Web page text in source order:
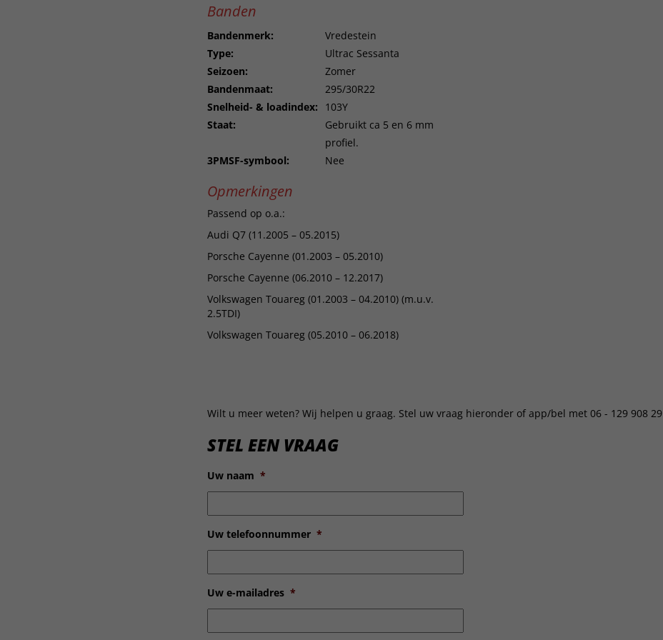
Banden
Bandenmerk:
Vredestein
Type:
Ultrac Sessanta
Seizoen:
Zomer
Bandenmaat:
295/30R22
Snelheid- & loadindex:
103Y
Staat:
Gebruikt ca 5 en 6 mm
profiel.
3PMSF-symbool:
Nee
Opmerkingen
Passend op o.a.:
Audi Q7 (11.2005 – 05.2015)
Porsche Cayenne (01.2003 – 05.2010)
Porsche Cayenne (06.2010 – 12.2017)
Volkswagen Touareg (01.2003 – 04.2010) (m.u.v.
2.5TDI)
Volkswagen Touareg (05.2010 – 06.2018)
Wilt u meer weten? Wij helpen u graag. Stel uw vraag hieronder of app/bel met 06 - 129 908 29
STEL EEN VRAAG
Uw naam *
Uw telefoonnummer *
Uw e-mailadres *